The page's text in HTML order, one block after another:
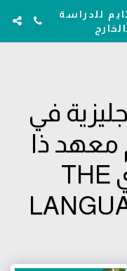
للدراسة
في
معهد ذا
لانجوج جاليري THE